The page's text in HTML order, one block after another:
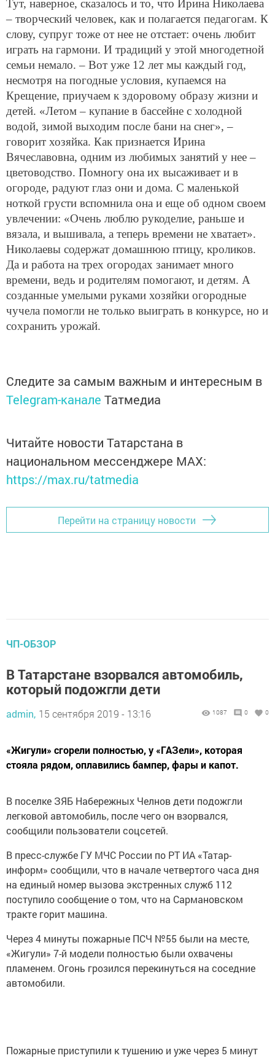
Тут, наверное, сказалось и то, что Ирина Николаева
– творческий человек, как и полагается педагогам. К
слову, супруг тоже от нее не отстает: очень любит
играть на гармони. И традиций у этой многодетной
семьи немало. – Вот уже 12 лет мы каждый год,
несмотря на погодные условия, купаемся на
Крещение, приучаем к здоровому образу жизни и
детей. «Летом – купание в бассейне с холодной
водой, зимой выходим после бани на снег», –
говорит хозяйка. Как признается Ирина
Вячеславовна, одним из любимых занятий у нее –
цветоводство. Помногу она их высаживает и в
огороде, радуют глаз они и дома. С маленькой
ноткой грусти вспомнила она и еще об одном своем
увлечении: «Очень люблю рукоделие, раньше и
вязала, и вышивала, а теперь времени не хватает».
Николаевы содержат домашнюю птицу, кроликов.
Да и работа на трех огородах занимает много
времени, ведь и родителям помогают, и детям. А
созданные умелыми руками хозяйки огородные
чучела помогли не только выиграть в конкурсе, но и
сохранить урожай.
Следите за самым важным и интересным в
Telegram-канале Татмедиа
Читайте новости Татарстана в
национальном мессенджере MАХ:
https://max.ru/tatmedia
Перейти на страницу новости
ЧП-ОБЗОР
В Татарстане взорвался автомобиль,
который подожгли дети
admin, 15 сентября 2019 - 13:16 1087 0 0
«Жигули» сгорели полностью, у «ГАЗели», которая
стояла рядом, оплавились бампер, фары и капот.
В поселке ЗЯБ Набережных Челнов дети подожгли
легковой автомобиль, после чего он взорвался,
сообщили пользователи соцсетей.
В пресс-службе ГУ МЧС России по РТ ИА «Татар-
информ» сообщили, что в начале четвертого часа дня
на единый номер вызова экстренных служб 112
поступило сообщение о том, что на Сармановском
тракте горит машина.
Через 4 минуты пожарные ПСЧ №55 были на месте,
«Жигули» 7-й модели полностью были охвачены
пламенем. Огонь грозился перекинуться на соседние
автомобили.
Пожарные приступили к тушению и уже через 5 минут